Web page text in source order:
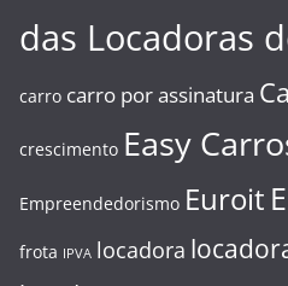
das Locadoras
carro carro por assinatura
crescimento Easy
Empreendedorismo Euroit
frota IPVA locadora